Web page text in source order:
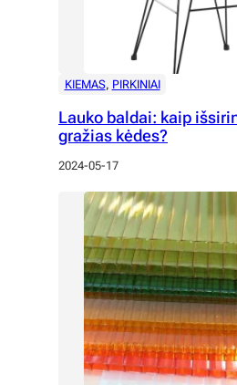
KIEMAS, PIRKINIAI
Lauko baldai: kaip
gražias kėdes?
2024-05-17